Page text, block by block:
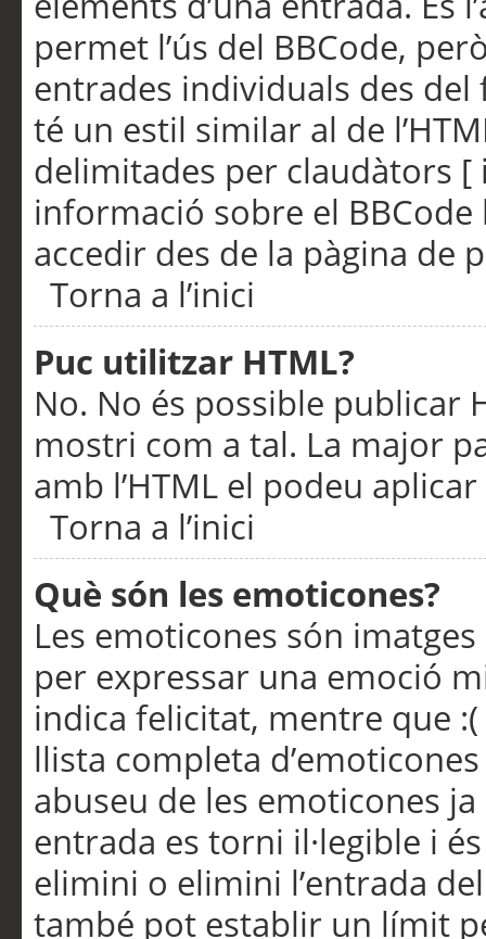
permet l’ús del BBCode,
entrades individuals des
té un estil similar al de
delimitades per claudàtors [
informació sobre el
accedir des de la pàgina de
Torna a l’inici
Puc utilitzar HTML?
No. No és possible publicar
mostri com a tal. La major
amb l’HTML el podeu
Torna a l’inici
Què són les emoticones?
Les emoticones són
per expressar una emoció
indica felicitat, mentre que
llista completa
abuseu de les emoticones
entrada es torni il·legible i
elimini o elimini l’entrada
també pot establir un límit